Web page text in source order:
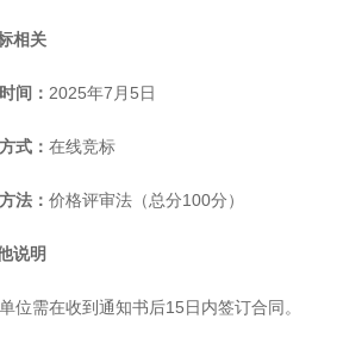
相关
间： 2025年7月5日
式： 在线竞标
法： 价格评审法（总分100分）
说明
位需在收到通知书后15日内签订合同。